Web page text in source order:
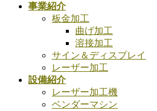
事業紹介
板金加工
曲げ加工
溶接加工
サイン＆ディスプレイ
レーザー加工
設備紹介
レーザー加工機
ベンダーマシン